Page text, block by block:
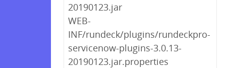
20190123.jar
WEB-
INF/rundeck/plugins/rundeckpro-
servicenow-plugins-3.0.13-
20190123.jar.properties